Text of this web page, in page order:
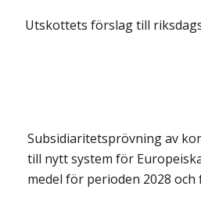
Utskottets förslag till
Subsidiaritetsprövning av
till nytt system för
medel för perioden 2028 och